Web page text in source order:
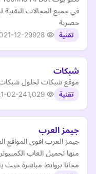
في جميع المجالات التقنية
حصرية
تقنية 12-29
شبكات
موقع شبكات لحلول شبكات
تقنية 02-24
جيمز العرب
جيمز العرب اقوى المواقع
منها تحميل العاب
مجانا بروابط مباشرة حيث